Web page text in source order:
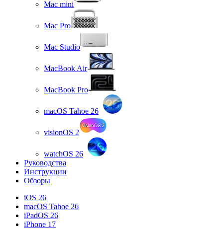
Mac mini
Mac Pro
Mac Studio
MacBook Air
MacBook Pro
macOS Tahoe 26
visionOS 2
watchOS 26
Руководства
Инструкции
Обзоры
iOS 26
macOS Tahoe 26
iPadOS 26
iPhone 17